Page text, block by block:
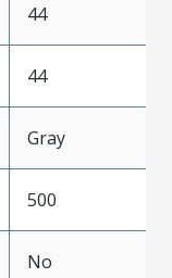
44
44
Gray
500
No